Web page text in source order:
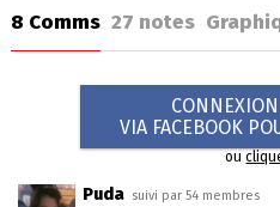
8 Comms 27 notes
VIA FACEBOOK
ou
Puda suivi par 54 membres